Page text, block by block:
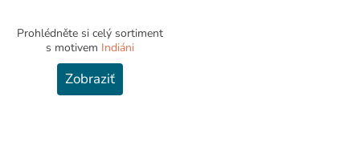
Prohlédněte si celý sortiment
s motivem Indiáni
Zobraziť